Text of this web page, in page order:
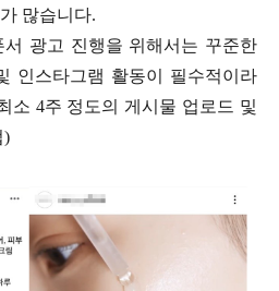
많습니다.
광고 진행을 위해서는 꾸준한
인스타그램 활동이 필수적이라
소 4주 정도의 게시물 업로드 및
)